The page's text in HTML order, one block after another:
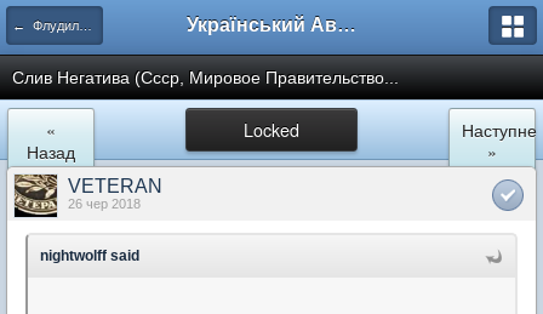
← Флудильня Український Автоклуб ВАЗ
Слив Негатива (Ссср, Мировое Правительство...
Locked
«
Назад
Наступне
»
VETERAN
26 чер 2018
nightwolff said